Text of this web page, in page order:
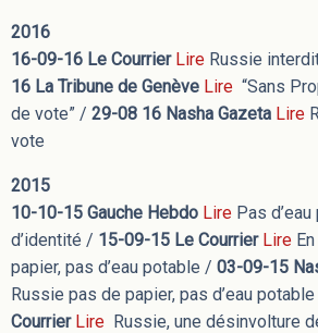
2016
16-09-16 Le Courrier Lire Russie
16 La Tribune de Genève Lire “Sans
de vote” / 29-08 16 Nasha Gazeta Lire
vote
2015
10-10-15 Gauche Hebdo Lire Pas
d’identité / 15-09-15 Le Courrier Lire
papier, pas d’eau potable / 03-09-15
Russie pas de papier, pas d’eau
Courrier Lire Russie, une désinvolture